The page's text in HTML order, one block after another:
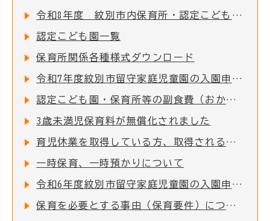
令和8年度 紋別市内保育所・認定こども園 入所児童募集のお知らせ
認定こども園一覧
保育所関係各種様式ダウンロード
令和7年度紋別市留守家庭児童園の入園申込受付を開始しました！
認定こども園・保育所等の副食費（おかず代・おやつ代）を助成します
3歳未満児保育料が無償化されました
育児休業を取得している方、取得される方について
一時保育、一時預かりについて
令和6年度紋別市留守家庭児童園の入園申込受付を開始しました！
保育を必要とする事由（保育要件）について